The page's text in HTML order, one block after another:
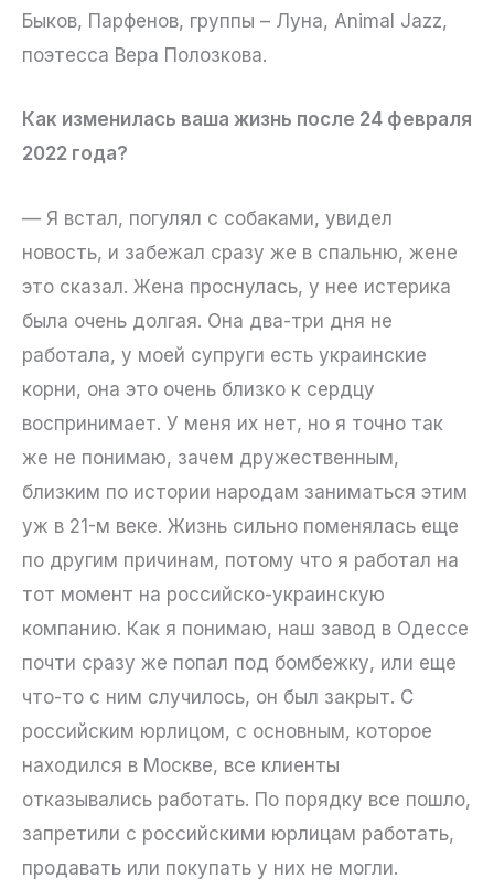
Быков, Парфенов, группы – Луна, Animal Jazz,
поэтесса Вера Полозкова.
Как изменилась ваша жизнь после 24 февраля
2022 года?
— Я встал, погулял с собаками, увидел
новость, и забежал сразу же в спальню, жене
это сказал. Жена проснулась, у нее истерика
была очень долгая. Она два-три дня не
работала, у моей супруги есть украинские
корни, она это очень близко к сердцу
воспринимает. У меня их нет, но я точно так
же не понимаю, зачем дружественным,
близким по истории народам заниматься этим
уж в 21-м веке. Жизнь сильно поменялась еще
по другим причинам, потому что я работал на
тот момент на российско-украинскую
компанию. Как я понимаю, наш завод в Одессе
почти сразу же попал под бомбежку, или еще
что-то с ним случилось, он был закрыт. С
российским юрлицом, с основным, которое
находился в Москве, все клиенты
отказывались работать. По порядку все пошло,
запретили с российскими юрлицам работать,
продавать или покупать у них не могли.